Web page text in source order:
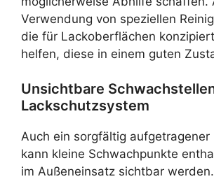
Verwendung von speziellen
die für Lackoberflächen
helfen, diese in einem guten
Unsichtbare
Lackschutzsystem
Auch ein sorgfältig aufgetragener
kann kleine Schwachpunkte
im Außeneinsatz sichtbar werden.